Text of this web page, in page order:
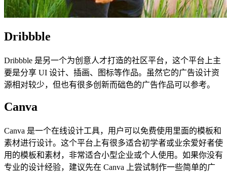
Dribbble
Dribbble 是另一个为创意人才打造的社区平台，这个平台上主
要是分享 UI 设计、插画、图标等作品。虽然它的广告设计资
源相对较少，但也有很多创新而础色的广告作品可以参考。
Canva
Canva 是一个在线设计工具，用户可以免费使用里面的模板和
素材进行设计。这个平台上有很多适合初学者或业余爱好者使
用的模板和素材，非常适合小型企业或个人使用。如果你没有
专业的设计经验，建议先在 Canva 上尝试制作一些简单的广